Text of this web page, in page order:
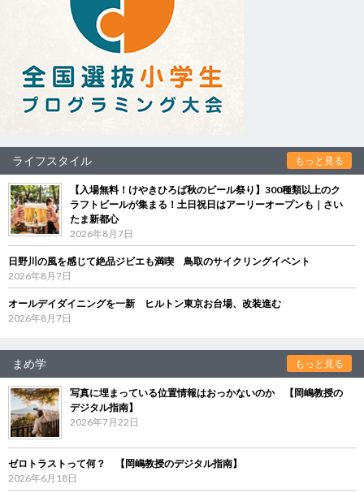
ライフスタイル もっと見る
【入場無料！けやきひろば秋のビール祭り】300種類以上のク
ラフトビールが集まる！土日祝日はアーリーオープンも｜さい
たま新都心
2026年8月7日
日野川の風を感じて絶品ジビエも満喫 鳥取のサイクリングイベント
2026年8月7日
オールデイダイニングを一新 ヒルトン東京お台場、改装進む
2026年8月7日
まめ学 もっと見る
写真に埋まっている位置情報はおっかないのか 【岡嶋教授の
デジタル指南】
2026年7月22日
ゼロトラストって何？ 【岡嶋教授のデジタル指南】
2026年6月18日